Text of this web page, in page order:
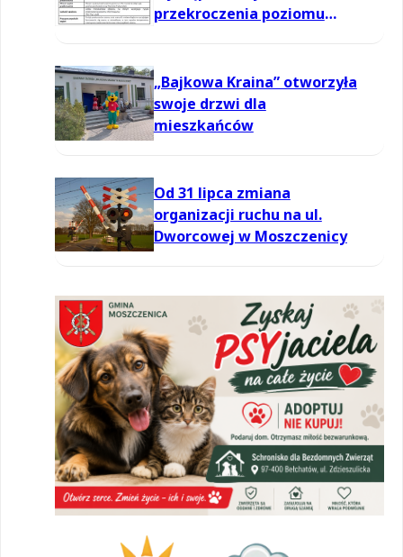
przekroczenia poziomu
„Bajkowa Kraina” otworzyła
swoje drzwi dla
mieszkańców
Od 31 lipca zmiana
organizacji ruchu na ul.
Dworcowej w Moszczenicy